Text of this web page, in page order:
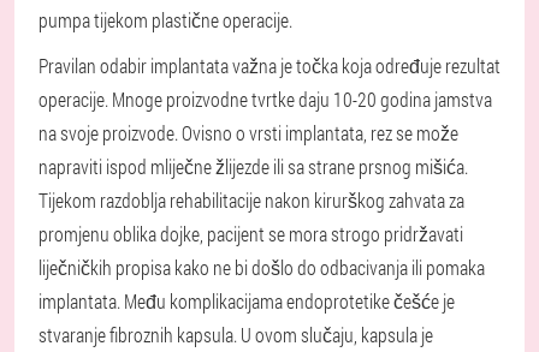
pumpa tijekom plastične operacije.
Pravilan odabir implantata važna je točka koja određuje rezultat
operacije. Mnoge proizvodne tvrtke daju 10-20 godina jamstva
na svoje proizvode. Ovisno o vrsti implantata, rez se može
napraviti ispod mliječne žlijezde ili sa strane prsnog mišića.
Tijekom razdoblja rehabilitacije nakon kirurškog zahvata za
promjenu oblika dojke, pacijent se mora strogo pridržavati
liječničkih propisa kako ne bi došlo do odbacivanja ili pomaka
implantata. Među komplikacijama endoprotetike češće je
stvaranje fibroznih kapsula. U ovom slučaju, kapsula je